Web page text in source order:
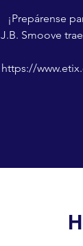
¡Prepárense
J.B. Smoove
https://